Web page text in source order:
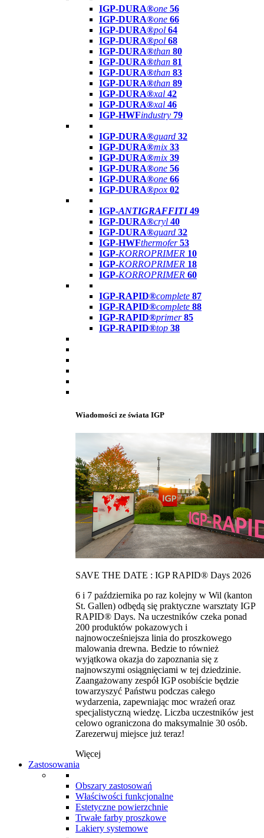
IGP-DURA®one 56
IGP-DURA®one 66
IGP-DURA®pol 64
IGP-DURA®pol 68
IGP-DURA®than 80
IGP-DURA®than 81
IGP-DURA®than 83
IGP-DURA®than 89
IGP-DURA®xal 42
IGP-DURA®xal 46
IGP-HWFindustry 79
IGP-DURA®guard 32
IGP-DURA®mix 33
IGP-DURA®mix 39
IGP-DURA®one 56
IGP-DURA®one 66
IGP-DURA®pox 02
IGP-ANTIGRAFFITI49
IGP-DURA®cryl 40
IGP-DURA®guard 32
IGP-HWFthermofer 53
IGP-KORROPRIMER 10
IGP-KORROPRIMER 18
IGP-KORROPRIMER 60
IGP-RAPID®complete 87
IGP-RAPID®complete 88
IGP-RAPID®primer 85
IGP-RAPID®top 38
Wiadomości ze świata IGP
SAVE THE DATE : IGP RAPID® Days 2026
6 i 7 października po raz kolejny w Wil (kanton
St. Gallen) odbędą się praktyczne warsztaty IGP
RAPID® Days. Na uczestników czeka ponad
200 produktów pokazowych i
najnowocześniejsza linia do proszkowego
malowania drewna. Bedzie to również
wyjątkowa okazja do zapoznania się z
najnowszymi osiągnięciami w tej dziedzinie.
Zaangażowany zespół IGP osobiście będzie
towarzyszyć Państwu podczas całego
wydarzenia, zapewniając moc wrażeń oraz
specjalistyczną wiedzę. Liczba uczestników jest
celowo ograniczona do maksymalnie 30 osób.
Zarezerwuj miejsce już teraz!
Więcej
Zastosowania
Obszary zastosowań
Właściwości funkcjonalne
Estetyczne powierzchnie
Trwałe farby proszkowe
Lakiery systemowe